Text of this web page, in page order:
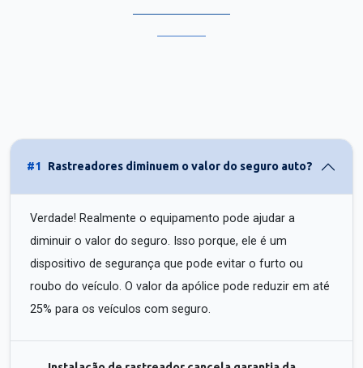
#1 Rastreadores diminuem o valor do seguro auto?
Verdade! Realmente o equipamento pode ajudar a
diminuir o valor do seguro. Isso porque, ele é um
dispositivo de segurança que pode evitar o furto ou
roubo do veículo. O valor da apólice pode reduzir em até
25% para os veículos com seguro.